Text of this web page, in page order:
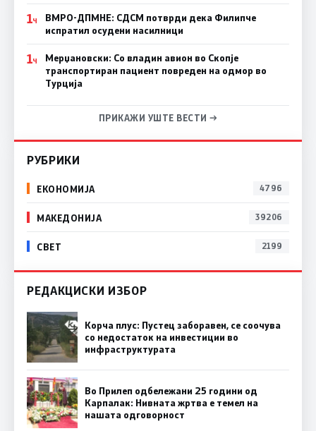
1Ч
ВМРО-ДПМНЕ: СДСM потврди дека Филипче
испратил осудени насилници
1Ч
Мерџановски: Со владин авион во Скопје
транспортиран пациент повреден на одмор во
Турција
ПРИКАЖИ УШТЕ ВЕСТИ →
РУБРИКИ
ЕКОНОМИЈА 4796
МАКЕДОНИЈА 39206
СВЕТ 2199
РЕДАКЦИСКИ ИЗБОР
Корча плус: Пустец заборавен, се соочува
со недостаток на инвестиции во
инфраструктурата
Во Прилеп одбележани 25 години од
Карпалак: Нивната жртва е темел на
нашата одговорност